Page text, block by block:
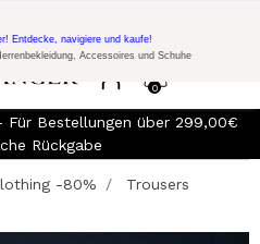
auf 300€ Einkauf mit Code:
0
Entdecke, navigiere und kaufe!
Accessoires und Schuhe
Für Bestellungen über 299,00€
Rückgabe
-80%
Trousers